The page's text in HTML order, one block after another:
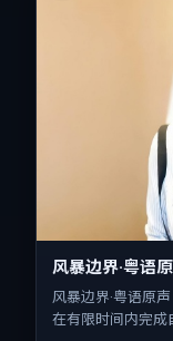
风暴边界·粤语
风暴边界·粤语原
在有限时间内完成